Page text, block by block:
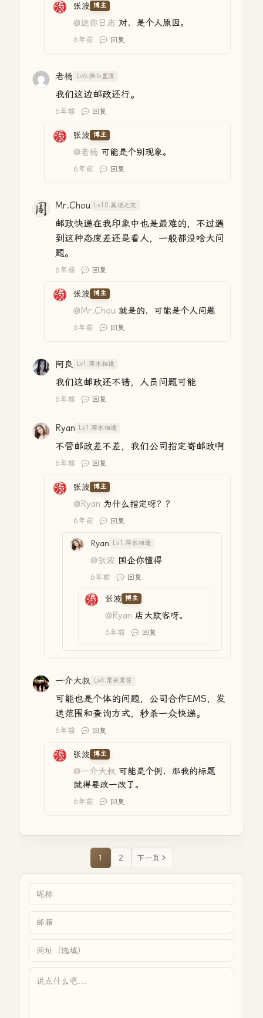
张波 博主
@迷你日志 对，是个人原因。
6年前 回复
老杨 Lv6.推心置腹
我们这边邮政还行。
6年前 回复
张波 博主
@老杨 可能是个别现象。
6年前 回复
Mr.Chou Lv10.莫逆之交
邮政快递在我印象中也是最难的，不过遇
到这种态度差还是看人，一般都没啥大问
题。
6年前 回复
张波 博主
@Mr.Chou 就是的，可能是个人问题
6年前 回复
阿良 Lv1.萍水相逢
我们这邮政还不错，人员问题可能
6年前 回复
Ryan Lv1.萍水相逢
不管邮政差不差，我们公司指定寄邮政啊
6年前 回复
张波 博主
@Ryan 为什么指定呀？？
6年前 回复
Ryan Lv1.萍水相逢
@张波 国企你懂得
6年前 回复
张波 博主
@Ryan 店大欺客呀。
6年前 回复
一介大叔 Lv4.常来常往
可能也是个体的问题，公司合作EMS，发
送范围和查询方式，秒杀一众快递。
6年前 回复
张波 博主
@一介大叔 可能是个例，那我的标题
就得要改一改了。
6年前 回复
1 2 下一页